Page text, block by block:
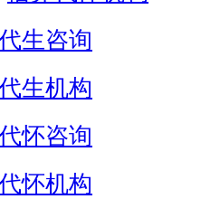
生咨询
生机构
怀咨询
怀机构